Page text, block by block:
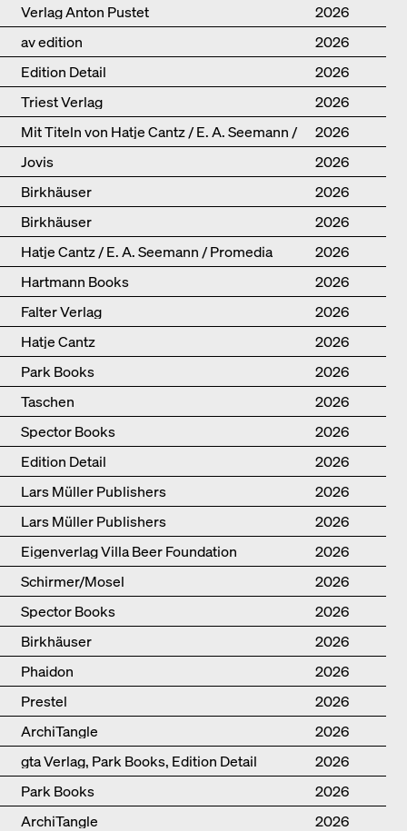
Verlag Anton Pustet
2026
av edition
2026
Edition Detail
2026
Triest Verlag
2026
Mit Titeln von Hatje Cantz / E. A. Seemann /
Promedia
2026
Jovis
2026
Birkhäuser
2026
Birkhäuser
2026
Hatje Cantz / E. A. Seemann / Promedia
2026
Hartmann Books
2026
Falter Verlag
2026
Hatje Cantz
2026
Park Books
2026
Taschen
2026
Spector Books
2026
Edition Detail
2026
Lars Müller Publishers
2026
Lars Müller Publishers
2026
Eigenverlag Villa Beer Foundation
2026
Schirmer/Mosel
2026
Spector Books
2026
Birkhäuser
2026
Phaidon
2026
Prestel
2026
ArchiTangle
2026
gta Verlag, Park Books, Edition Detail
2026
Park Books
2026
ArchiTangle
2026